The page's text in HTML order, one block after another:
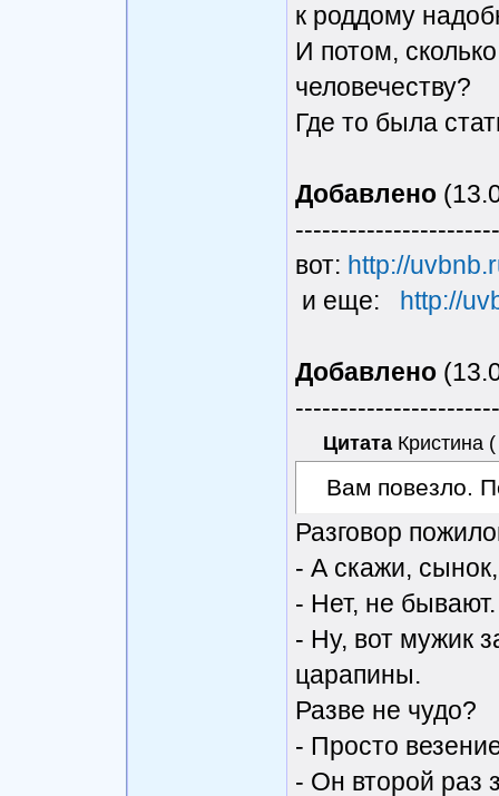
к роддому
И потом,
человечеству?
Где то была
Добавлено
вот: http://
и еще: http://
Добавлено
Цитата Кристина (
Вам повезло.
Разговор
- А скажи,
- Hет, не бывают.
- Hу, вот мужик
царапины.
Разве не чудо?
- Просто
- Он второй раз